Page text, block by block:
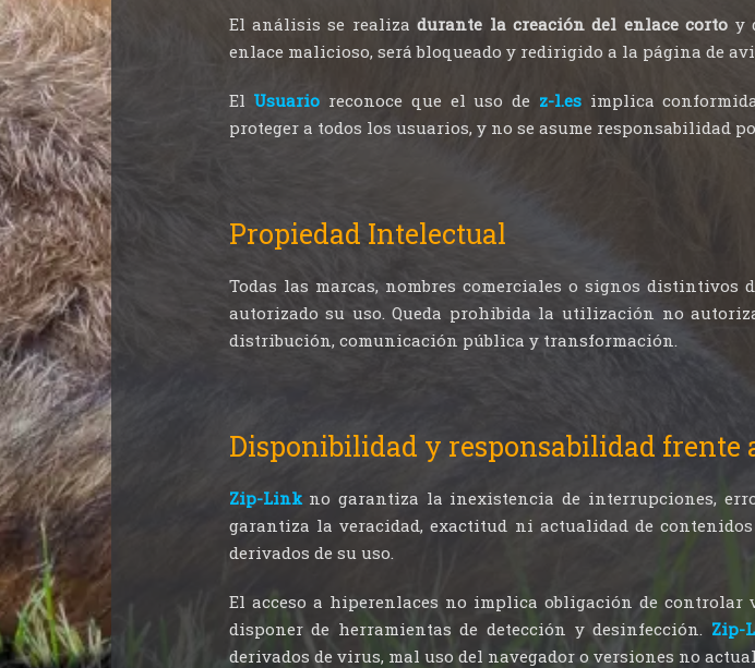
El análisis se realizadurante la creación del enlace corto y
enlace malicioso, será bloqueado y redirigido a la página de
El Usuario reconoce que el uso de z-l.esimplica
proteger a todos los usuarios, y no se asume responsabilidad
Propiedad Intelectual
Todas las marcas, nombres comerciales o signos distintivos
autorizado su uso. Queda prohibida la utilización no
distribución, comunicación pública y transformación.
Disponibilidad y responsabilidad frente
Zip-Linkno garantiza la inexistencia de interrupciones,
garantiza la veracidad, exactitud ni actualidad de
derivados de su uso.
El acceso a hiperenlaces no implica obligación de controlar
disponer de herramientas de detección y desinfección. Zip-
derivados de virus, mal uso del navegador o versiones no